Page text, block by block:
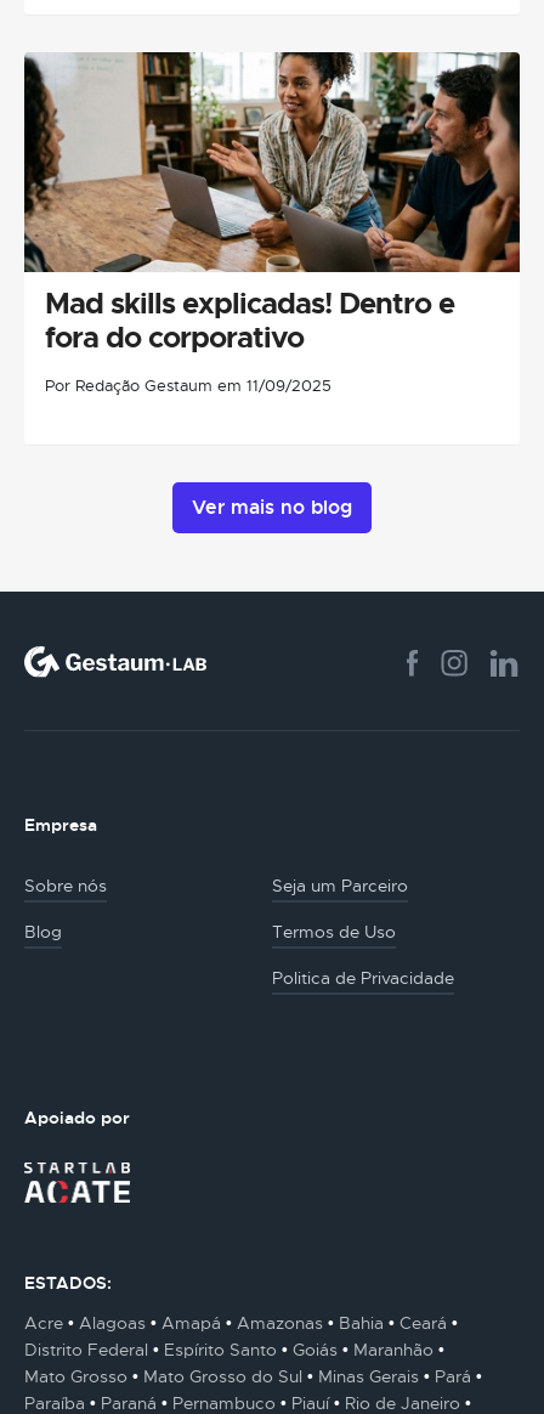
Mad skills explicadas! Dentro e
fora do corporativo
Por Redação Gestaum em 11/09/2025
Ver mais no blog
Empresa
Sobre nós Seja um Parceiro
Blog Termos de Uso
Politica de Privacidade
Apoiado por
ESTADOS:
Acre
Alagoas Amapá Amazonas Bahia
Ceará
Distrito Federal
Espírito Santo Goiás
Maranhão
Mato Grosso
Mato Grosso do Sul Minas Gerais
Pará
Paraíba
Paraná Pernambuco Piauí Rio de Janeiro